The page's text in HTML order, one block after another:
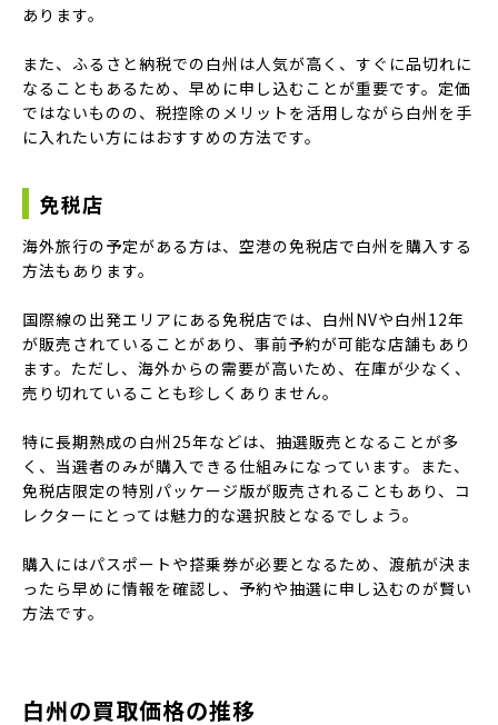
あります。
また、ふるさと納税での白州は人気が高く、すぐに品切れに
なることもあるため、早めに申し込むことが重要です。定価
ではないものの、税控除のメリットを活用しながら白州を手
に入れたい方にはおすすめの方法です。
免税店
海外旅行の予定がある方は、空港の免税店で白州を購入する
方法もあります。
国際線の出発エリアにある免税店では、白州NVや白州12年
が販売されていることがあり、事前予約が可能な店舗もあり
ます。ただし、海外からの需要が高いため、在庫が少なく、
売り切れていることも珍しくありません。
特に長期熟成の白州25年などは、抽選販売となることが多
く、当選者のみが購入できる仕組みになっています。また、
免税店限定の特別パッケージ版が販売されることもあり、コ
レクターにとっては魅力的な選択肢となるでしょう。
購入にはパスポートや搭乗券が必要となるため、渡航が決ま
ったら早めに情報を確認し、予約や抽選に申し込むのが賢い
方法です。
白州の買取価格の推移